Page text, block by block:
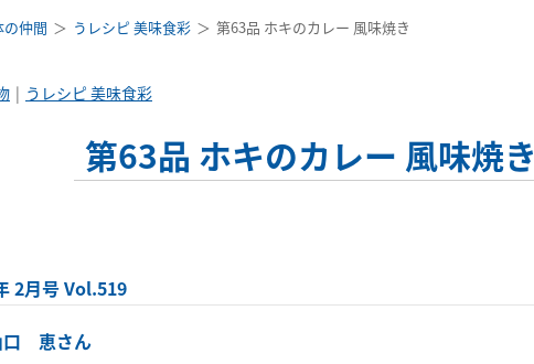
仲間 うレシピ 美味食彩 第63品 ホキのカレー 風味焼き
うレシピ 美味食彩
第63品 ホキのカレー 風味焼き
2月号 Vol.519
口 恵さん